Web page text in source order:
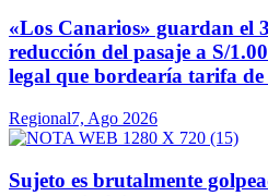
«Los Canarios» guardan el
reducción del pasaje a S/
legal que bordearía tarifa de
Regional7, Ago 2026
Sujeto es brutalmente